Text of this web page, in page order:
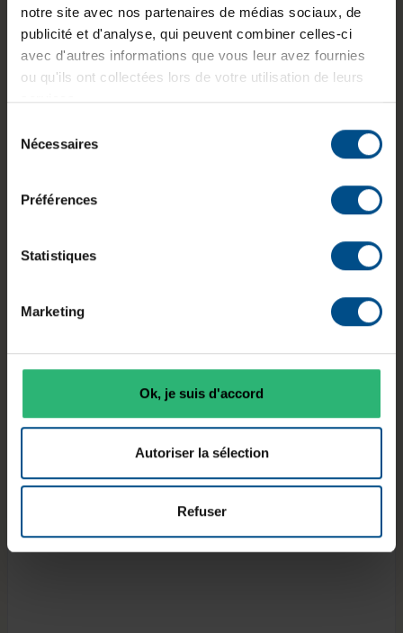
notre site avec nos partenaires de médias sociaux, de
publicité et d'analyse, qui peuvent combiner celles-ci
avec d'autres informations que vous leur avez fournies
ou qu'ils ont collectées lors de votre utilisation de leurs
services.
Nécessaires
Préférences
Statistiques
Marketing
Ok, je suis d'accord
Autoriser la sélection
Refuser
319,00 €
Autres options à partir de
Ajouter à mes favoris
Paiement 3X, 4X Avec Alma & PayPal